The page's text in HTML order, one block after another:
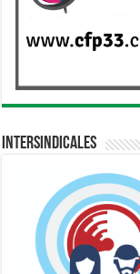
Intersindicales